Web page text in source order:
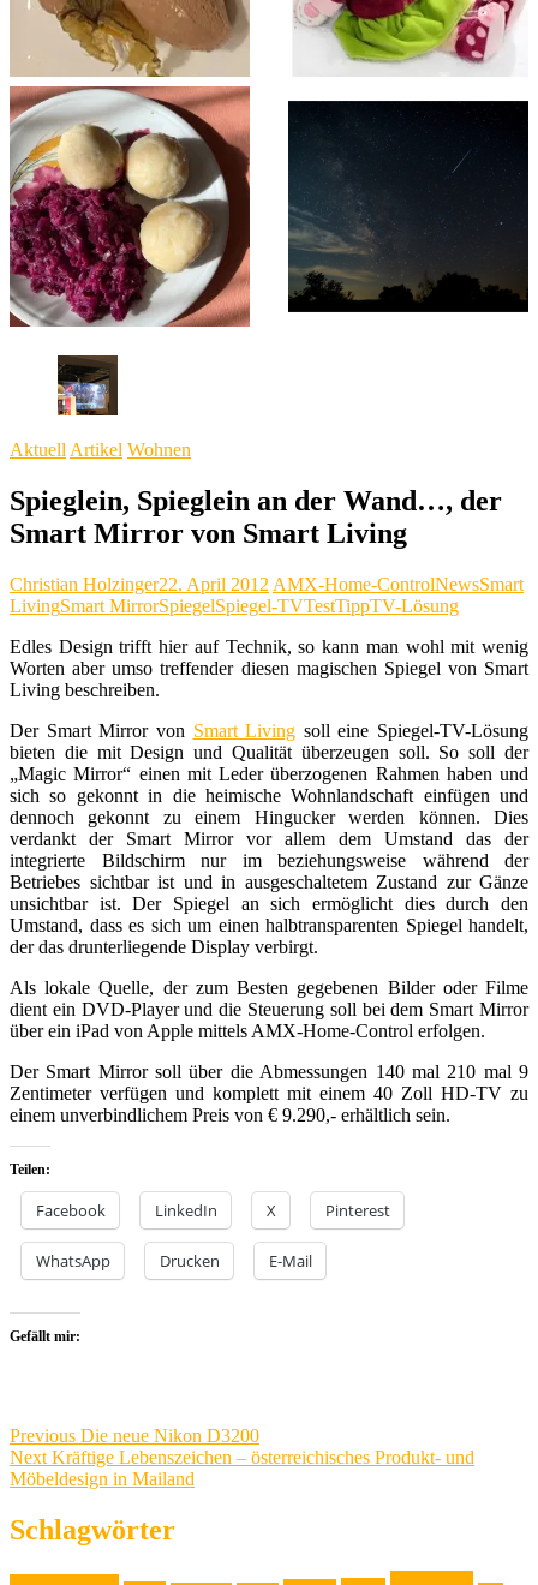
AktuellArtikel Wohnen
Spieglein, Spieglein an der Wand…, der
Smart Mirror von Smart Living
Christian Holzinger22. April 2012 AMX-Home-ControlNewsSmart
LivingSmart MirrorSpiegelSpiegel-TVTestTippTV-Lösung
Edles Design trifft hier auf Technik, so kann man wohl mit wenig
Worten aber umso treffender diesen magischen Spiegel von Smart
Living beschreiben.
Der Smart Mirror von Smart Living soll eine Spiegel-TV-Lösung
bieten die mit Design und Qualität überzeugen soll. So soll der
„Magic Mirror“ einen mit Leder überzogenen Rahmen haben und
sich so gekonnt in die heimische Wohnlandschaft einfügen und
dennoch gekonnt zu einem Hingucker werden können. Dies
verdankt der Smart Mirror vor allem dem Umstand das der
integrierte Bildschirm nur im beziehungsweise während der
Betriebes sichtbar ist und in ausgeschaltetem Zustand zur Gänze
unsichtbar ist. Der Spiegel an sich ermöglicht dies durch den
Umstand, dass es sich um einen halbtransparenten Spiegel handelt,
der das drunterliegende Display verbirgt.
Als lokale Quelle, der zum Besten gegebenen Bilder oder Filme
dient ein DVD-Player und die Steuerung soll bei dem Smart Mirror
über ein iPad von Apple mittels AMX-Home-Control erfolgen.
Der Smart Mirror soll über die Abmessungen 140 mal 210 mal 9
Zentimeter verfügen und komplett mit einem 40 Zoll HD-TV zu
einem unverbindlichem Preis von € 9.290,- erhältlich sein.
Teilen:
Facebook LinkedIn X Pinterest
WhatsApp Drucken E-Mail
Gefällt mir:
Beitragsnavigation
Previous Previous
post:
Die neue Nikon D3200
Next Next
post:
Kräftige Lebenszeichen – österreichisches Produkt- und
Möbeldesign in Mailand
Schlagwörter